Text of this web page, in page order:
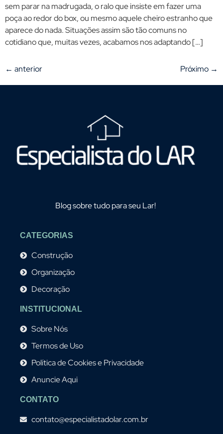
sem parar na madrugada, o ralo que insiste em fazer uma
poça ao redor do box, ou mesmo aquele cheiro estranho que
aparece do nada. Situações assim são tão comuns no
cotidiano que, muitas vezes, acabamos nos adaptando […]
← anterior Próximo →
Blog sobre tudo para seu Lar!
CATEGORIAS
Construção
Organização
Decoração
INSTITUCIONAL
Sobre Nós
Termos de Uso
Política de Cookies e Privacidade
Anuncie Aqui
CONTATO
contato@especialistadolar.com.br